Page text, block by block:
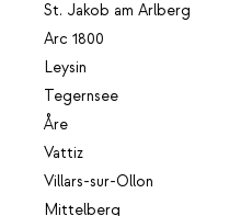
St. Jakob am Arlberg
Arc 1800
Leysin
Tegernsee
Åre
Vattiz
Villars-sur-Ollon
Mittelberg